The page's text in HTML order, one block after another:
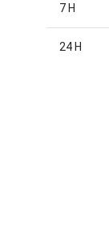
7 H
24 H